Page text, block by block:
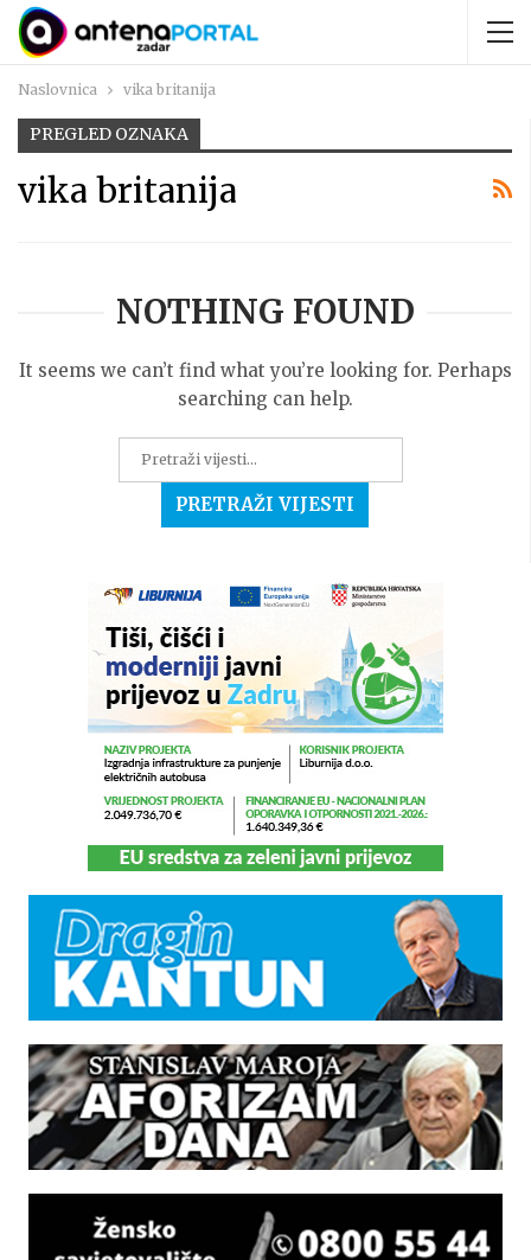
Naslovnica vika britanija
PREGLED OZNAKA
vika britanija
NOTHING FOUND
It seems we can’t find what you’re looking for. Perhaps
searching can help.